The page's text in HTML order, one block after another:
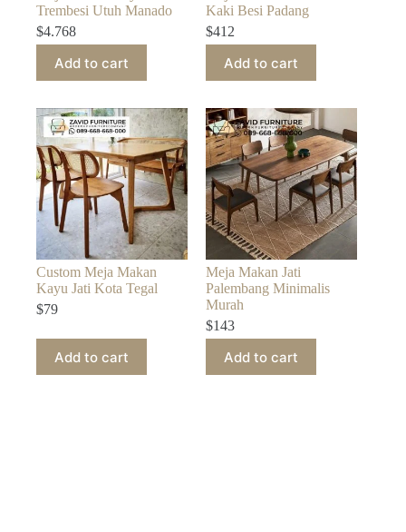
Trembesi Utuh Manado
$4.768
Add to cart
Kaki Besi Padang
$412
Add to cart
Custom Meja Makan
Kayu Jati Kota Tegal
$79
Add to cart
Meja Makan Jati
Palembang Minimalis
Murah
$143
Add to cart